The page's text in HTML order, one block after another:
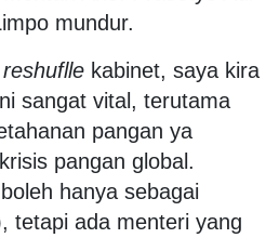
mundur.
reshuflle kabinet, saya kira
sangat vital, terutama
pangan ya
pangan global.
hanya sebagai
tetapi ada menteri yang